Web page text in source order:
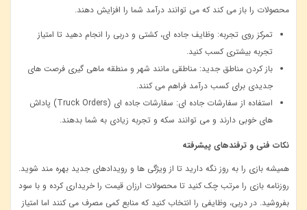
محصولات را باز می‌ کند که می ‌توانند درآمد شما را افزایش دهند.
تمرکز روی تجربه: وظایف جاده ‌ای، کشتی و دربی را انجام دهید تا امتیاز
تجربه بیشتری کسب کنید.
باز کردن مناطق جدید: مناطقی مانند شهر و منطقه ماهی ‌گیری فرصت ‌های
جدیدی برای کسب درآمد فراهم می ‌کنند.
استفاده از سفارشات جاده‌ ای: سفارشات جاده ‌ای (Truck Orders) پاداش
‌های خوبی دارند و می ‌توانند سکه و تجربه زیادی به شما بدهند.
نکات فنی و ترفندهای پیشرفته
همیشه بازی را به ‌روز نگه دارید تا از ویژگی ‌ها و رویدادهای جدید بهره ‌مند شوید.
روزنامه بازی را مرتب چک کنید تا محصولات ارزان ‌قیمت را خریداری کرده و با سود
بفروشید. در دربی، وظایفی را انتخاب کنید که منابع کمی مصرف می ‌کنند اما امتیاز